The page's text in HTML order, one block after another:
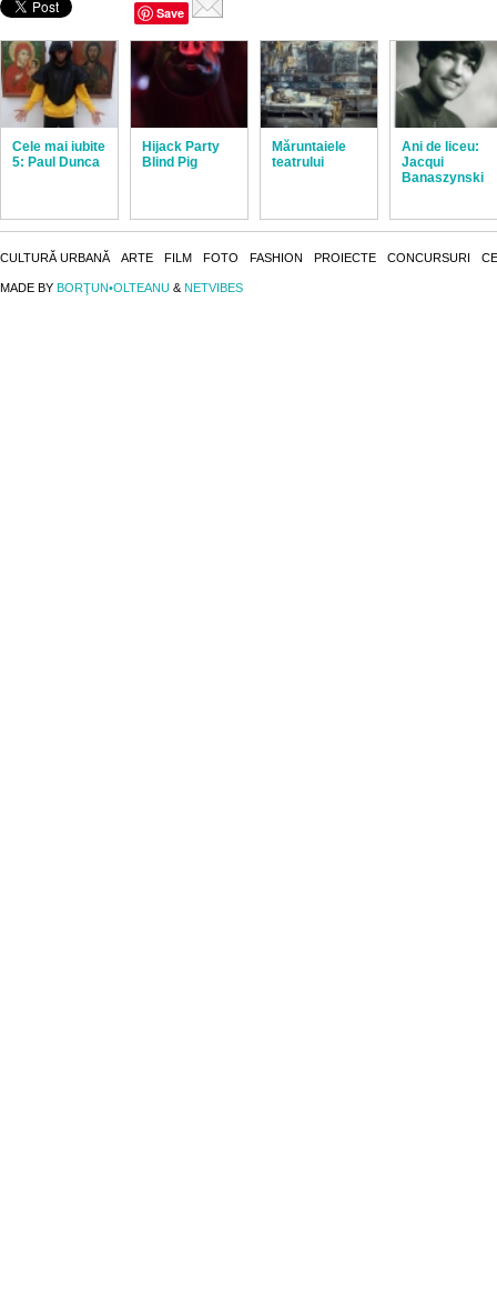
Save
Cele mai iubite
5: Paul Dunca
Hijack Party
Blind Pig
Măruntaiele
teatrului
Ani de liceu:
Jacqui
Banaszynski
CULTURĂ URBANĂ ARTE FILM FOTO FASHION PROIECTE CONCURSURI
MADE BY BORŢUN•OLTEANU & NETVIBES